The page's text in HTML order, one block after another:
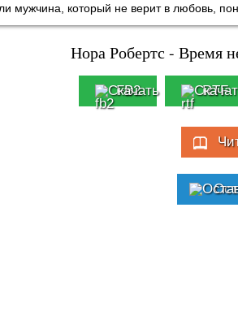
мужчина, который не верит в любовь,
Нора Робертс - Время
FB2 RTF